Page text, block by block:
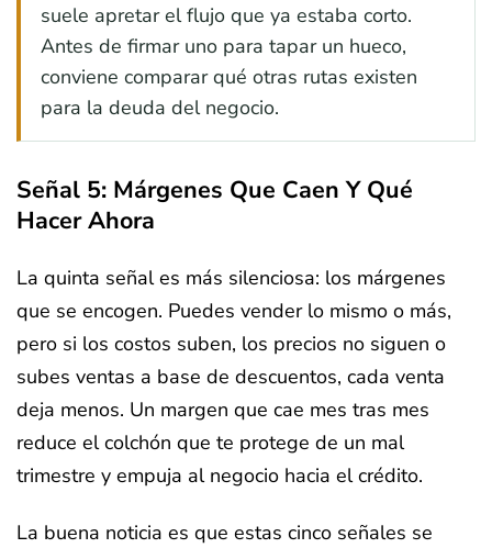
suele apretar el flujo que ya estaba corto.
Antes de firmar uno para tapar un hueco,
conviene comparar qué otras rutas existen
para la deuda del negocio.
Señal 5: Márgenes Que Caen Y Qué
Hacer Ahora
La quinta señal es más silenciosa: los márgenes
que se encogen. Puedes vender lo mismo o más,
pero si los costos suben, los precios no siguen o
subes ventas a base de descuentos, cada venta
deja menos. Un margen que cae mes tras mes
reduce el colchón que te protege de un mal
trimestre y empuja al negocio hacia el crédito.
La buena noticia es que estas cinco señales se